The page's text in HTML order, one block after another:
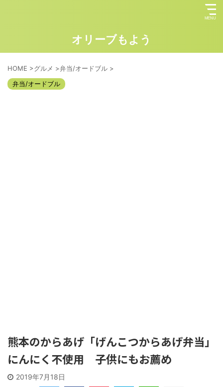
オリーブもよう
HOME >グルメ >弁当/オードブル >
弁当/オードブル
熊本のからあげ「げんこつからあげ弁当」
にんにく不使用 子供にもお薦め
2019年7月18日